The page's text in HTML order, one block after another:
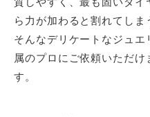
ら力が加わると割れてしま
そんなデリケートなジュ
属のプロにご依頼いただ
す。